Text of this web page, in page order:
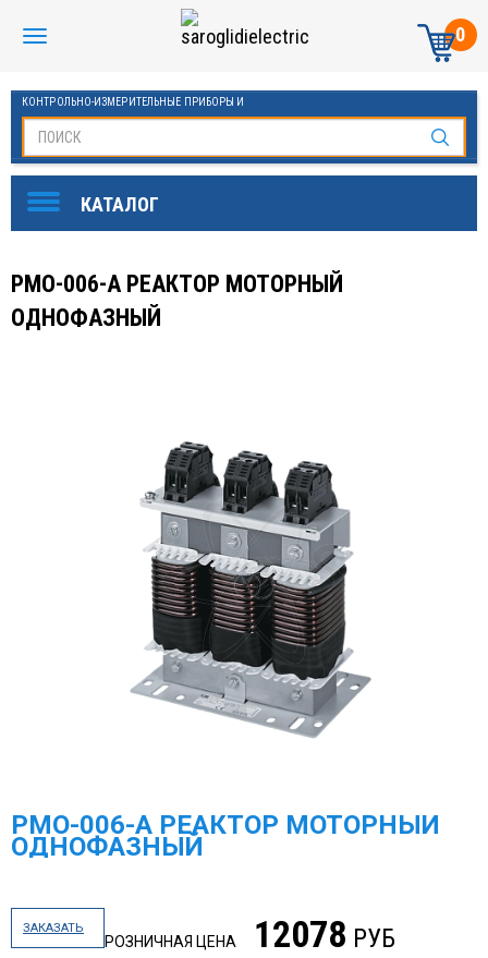
0
КОНТРОЛЬНО-ИЗМЕРИТЕЛЬНЫЕ ПРИБОРЫ И
РМО-006-А РЕАКТОР МОТОРНЫЙ
ОДНОФАЗНЫЙ
РМО-006-А РЕАКТОР МОТОРНЫЙ
ОДНОФАЗНЫЙ
ЗАКАЗАТЬ
РОЗНИЧНАЯ ЦЕНА 12078 РУБ